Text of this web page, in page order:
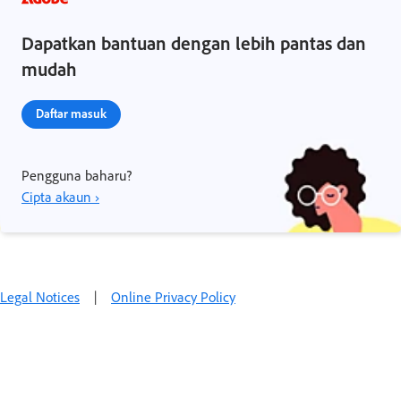
Dapatkan bantuan dengan lebih pantas dan
mudah
Daftar masuk
Pengguna baharu?
Cipta akaun ›
Legal Notices | Online Privacy Policy